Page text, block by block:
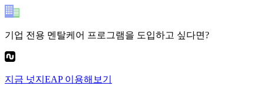
기업 전용 멘탈케어 프로그램을 도입하고 싶다면?
지금 넛지EAP이용해보기